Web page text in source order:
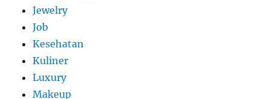
Jewelry
Job
Kesehatan
Kuliner
Luxury
Makeup